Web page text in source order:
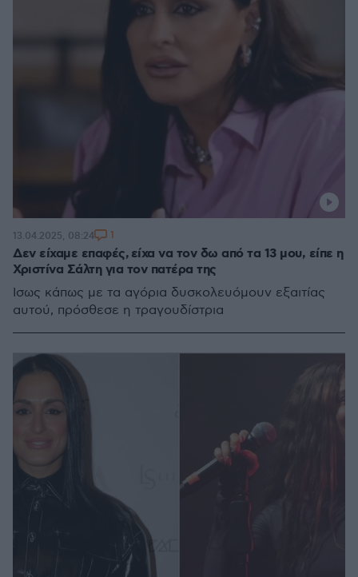
Δεν είχαμε επαφές, είχα να τον δω από τα 13 μου, είπε η
Χριστίνα Σάλτη για τον πατέρα της
Ίσως κάπως με τα αγόρια δυσκολευόμουν εξαιτίας
αυτού, πρόσθεσε η τραγουδίστρια
13.04.2025, 08:24 1